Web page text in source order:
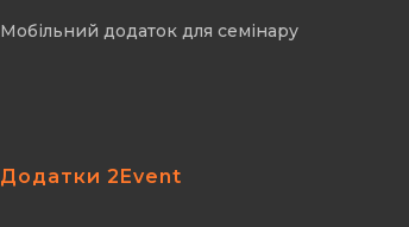
Мобільний додаток для семінару
Додатки 2Event